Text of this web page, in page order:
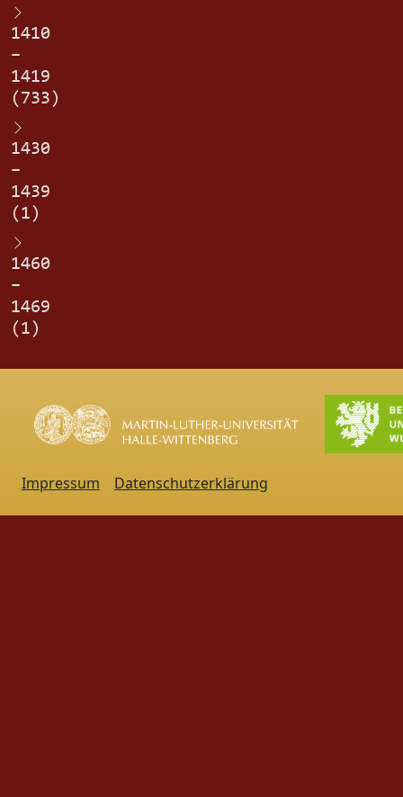
1410
–
1419
(733)
1430
–
1439
(1)
1460
–
1469
(1)
Impressum Datenschutzerklärung